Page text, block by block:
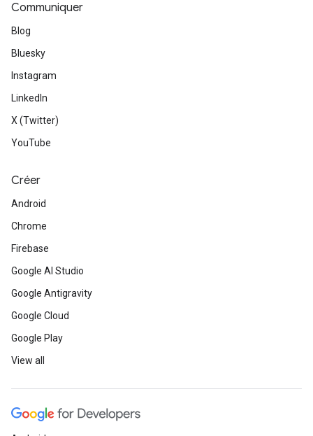
Communiquer
Blog
Bluesky
Instagram
LinkedIn
X (Twitter)
YouTube
Créer
Android
Chrome
Firebase
Google AI Studio
Google Antigravity
Google Cloud
Google Play
View all